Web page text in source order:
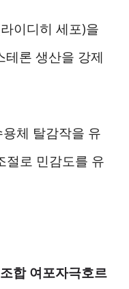
이디히 세포)을
테론 생산을 강제
체 탈감작을 유
절로 민감도를 유
합 여포자극호르